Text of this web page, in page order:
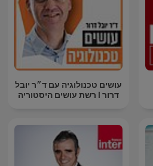
עושים טכנולוגיה עם ד״ר יובל
דרור I רשת עושים היסטוריה